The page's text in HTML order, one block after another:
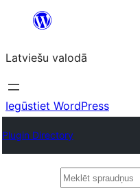
Pāriet
saturu
Latviešu valodā
Iegūstiet WordPress
Plugin Directory
Meklēt